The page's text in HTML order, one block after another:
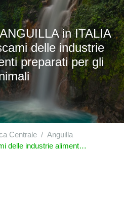
in ITALIA
delle industrie
preparati per gli
Centrale
Anguilla
alimentari; alimenti preparati per gli animali